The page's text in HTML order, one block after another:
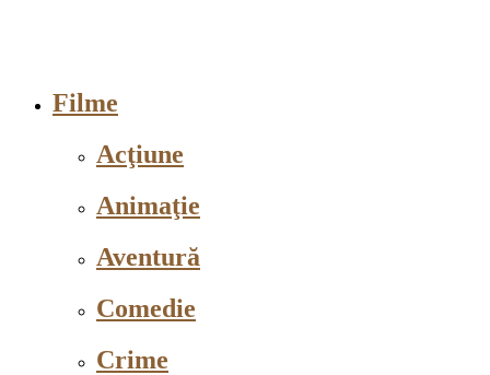
Filme
Acţiune
Animaţie
Aventură
Comedie
Crime